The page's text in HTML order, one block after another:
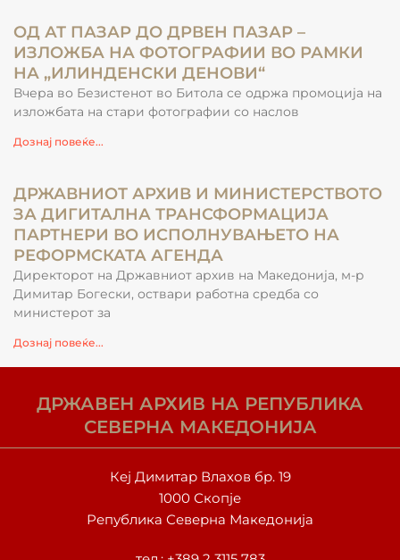
ОД АТ ПАЗАР ДО ДРВЕН ПАЗАР –
ИЗЛОЖБА НА ФОТОГРАФИИ ВО РАМКИ
НА „ИЛИНДЕНСКИ ДЕНОВИ“
Вчера во Безистенот во Битола се одржа промоција на
изложбата на стари фотографии со наслов
Дознај повеќе...
ДРЖАВНИОТ АРХИВ И МИНИСТЕРСТВОТО
ЗА ДИГИТАЛНА ТРАНСФОРМАЦИЈА
ПАРТНЕРИ ВО ИСПОЛНУВАЊЕТО НА
РЕФОРМСКАТА АГЕНДА
Директорот на Државниот архив на Македонија, м-р
Димитар Богески, оствари работна средба со
министерот за
Дознај повеќе...
ДРЖАВЕН АРХИВ НА РЕПУБЛИКА
СЕВЕРНА МАКЕДОНИЈА
Кеј Димитар Влахов бр. 19
1000 Скопје
Република Северна Македонија